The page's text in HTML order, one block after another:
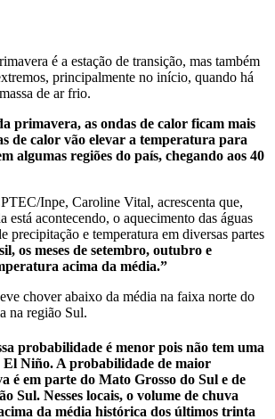
é a estação de transição, mas também
principalmente no início, quando há
de ar frio.
primavera, as ondas de calor ficam mais
de calor vão elevar a temperatura para
algumas regiões do país, chegando aos 40
Inpe, Caroline Vital, acrescenta que,
acontecendo, o aquecimento das águas
precipitação e temperatura em diversas partes
os meses de setembro, outubro e
acima da média.”
chover abaixo da média na faixa norte do
na região Sul.
probabilidade é menor pois não tem uma
El Niño.A probabilidade de maior
é em parte do Mato Grosso do Sul e de
Sul. Nesses locais, o volume de chuva
da média histórica dos últimos trinta